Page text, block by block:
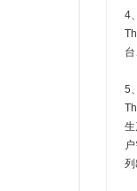
4
5
列